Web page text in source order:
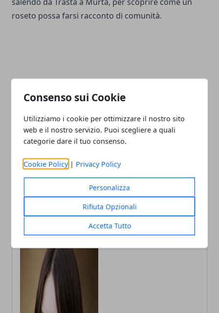
Consenso sui Cookie
Utilizziamo i cookie per ottimizzare il nostro sito
web e il nostro servizio. Puoi scegliere a quali
categorie dare il tuo consenso.
Cookie Policy | Privacy Policy
Personalizza
Rifiuta Opzionali
Accetta Tutto
roseto possa farsi racconto di comunità.
Articolo Precedente
Turismo outdoor, il
Comune aderisce a “Wild
Expedition Liguria 2026”
AI e mobilità, Genova
“Digisafe: Digital twin for